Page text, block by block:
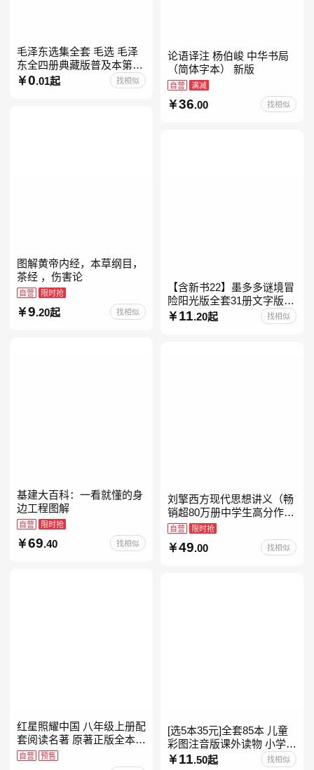
毛泽东选集全套 毛选 毛泽
东全四册典藏版普及本第一
二三四卷 毛泽东军事文集毛
泽东兵法孔见毛泽东文集思
0.01起 找相似
论语译注 杨伯峻 中华书局
（简体字本） 新版
自营 满减
36.00 找相似
图解黄帝内经，本草纲目，
茶经 ，伤害论
自营 限时抢
9.20起 找相似
【含新书22】墨多多谜境冒
险阳光版全套31册文字版彩
色漫画版不可思议事件簿怪
物大师任选 雷欧幻像查理九
11 .20起 找相似
基建大百科：一看就懂的身
边工程图解
自营 限时抢
69.40 找相似
刘擎西方现代思想讲义（畅
销超80万册中学生高分作文
素材库常驻寒暑假阅读书
单，奇葩说导师刘擎经典之
作讲透西方思想史，哲学知
自营 限时抢
49.00 找相似
红星照耀中国 八年级上册配
套阅读名著 原著正版全本无
删减 初中生初二课外阅读
自营 预售
[选5本35元]全套85本 儿童
彩图注音版课外读物 小学生
低年级一二三年级课外阅读
11 .50起 找相似